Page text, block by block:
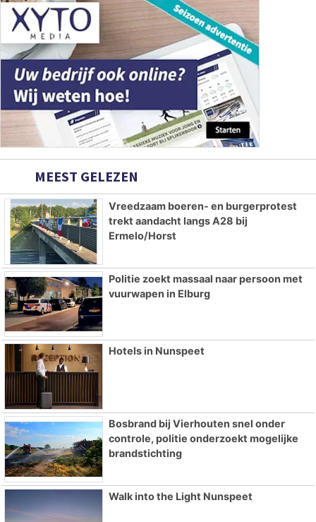
MEEST GELEZEN
Vreedzaam boeren- en burgerprotest
trekt aandacht langs A28 bij
Ermelo/Horst
Politie zoekt massaal naar persoon met
vuurwapen in Elburg
Hotels in Nunspeet
Bosbrand bij Vierhouten snel onder
controle, politie onderzoekt mogelijke
brandstichting
Walk into the Light Nunspeet